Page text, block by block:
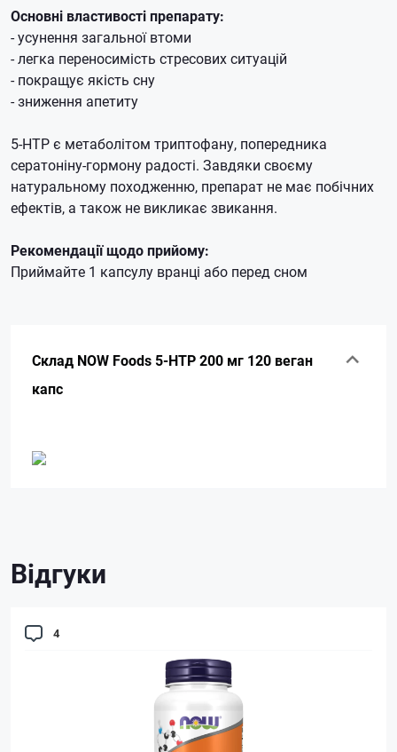
Основні властивості препарату:
- усунення загальної втоми
- легка переносимість стресових ситуацій
- покращує якість сну
- зниження апетиту
5-HTP є метаболітом триптофану, попередника
сератоніну-гормону радості. Завдяки своєму
натуральному походженню, препарат не має побічних
ефектів, а також не викликає звикання.
Рекомендації щодо прийому:
Приймайте 1 капсулу вранці або перед сном
Склад NOW Foods 5-HTP 200 мг 120 веган
капс
Відгуки
4